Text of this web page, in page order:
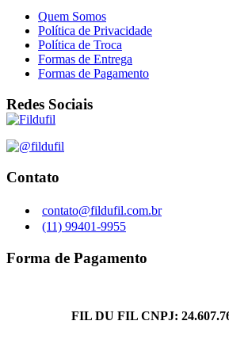
Quem Somos
Política de Privacidade
Política de Troca
Formas de Entrega
Formas de Pagamento
Redes Sociais
Contato
contato@fildufil.com.br
(11) 99401-9955
Forma de Pagamento
FIL DU FIL CNPJ: